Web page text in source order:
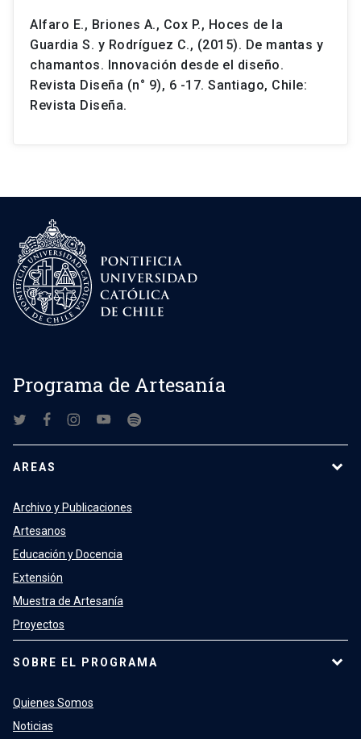
Alfaro E., Briones A., Cox P., Hoces de la
Guardia S. y Rodríguez C., (2015). De mantas y
chamantos. Innovación desde el diseño.
Revista Diseña (n° 9), 6 -17. Santiago, Chile:
Revista Diseña.
Programa de Artesanía
AREAS
Archivo y Publicaciones
Artesanos
Educación y Docencia
Extensión
Muestra de Artesanía
Proyectos
SOBRE EL PROGRAMA
Quienes Somos
Noticias